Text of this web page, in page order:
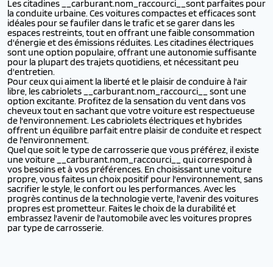
Les citadines __carburant.nom_raccourci__sont parfaites pour
la conduite urbaine. Ces voitures compactes et efficaces sont
idéales pour se faufiler dans le trafic et se garer dans les
espaces restreints, tout en offrant une faible consommation
d'énergie et des émissions réduites. Les citadines électriques
sont une option populaire, offrant une autonomie suffisante
pour la plupart des trajets quotidiens, et nécessitant peu
d'entretien.
Pour ceux qui aiment la liberté et le plaisir de conduire à l'air
libre, les cabriolets __carburant.nom_raccourci__ sont une
option excitante. Profitez de la sensation du vent dans vos
cheveux tout en sachant que votre voiture est respectueuse
de l'environnement. Les cabriolets électriques et hybrides
offrent un équilibre parfait entre plaisir de conduite et respect
de l'environnement.
Quel que soit le type de carrosserie que vous préférez, il existe
une voiture __carburant.nom_raccourci__ qui correspond à
vos besoins et à vos préférences. En choisissant une voiture
propre, vous faites un choix positif pour l'environnement, sans
sacrifier le style, le confort ou les performances. Avec les
progrès continus de la technologie verte, l'avenir des voitures
propres est prometteur. Faites le choix de la durabilité et
embrassez l'avenir de l'automobile avec les voitures propres
par type de carrosserie.